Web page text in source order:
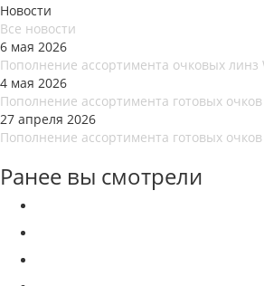
Новости
Все новости
6 мая 2026
Пополнение ассортимента очковых линз
4 мая 2026
Пополнение ассортимента готовых
27 апреля 2026
Пополнение ассортимента готовых
Ранее вы смотрели